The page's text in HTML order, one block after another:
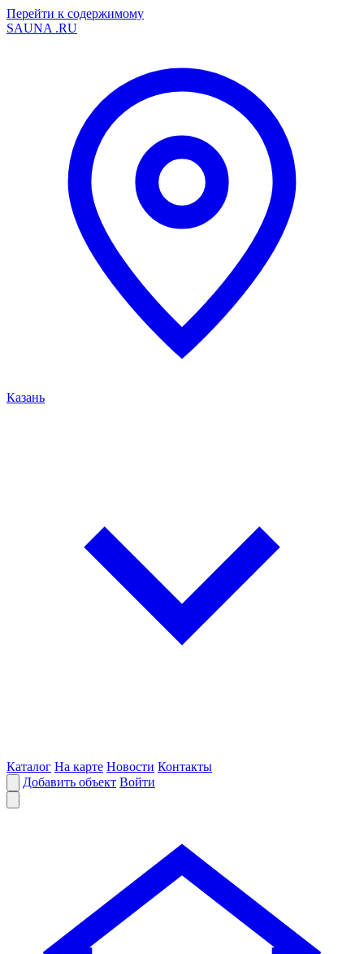
Перейти к содержимому
SAUNA .RU
Казань
Каталог На карте Новости Контакты
Добавить объект Войти